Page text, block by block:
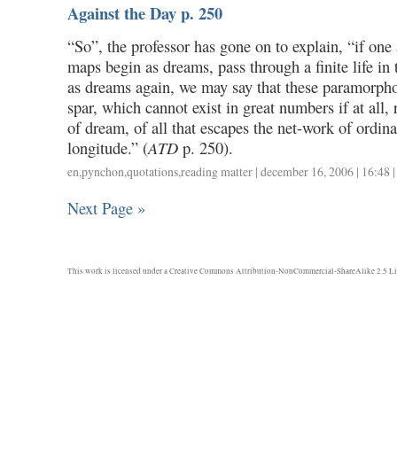
Against the Day p. 250
“So”, the professor has gone on to explain, “if
maps begin as dreams, pass through a finite life
as dreams again, we may say that these
spar, which cannot exist in great numbers if at all,
of dream, of all that escapes the net-work of
longitude.” (ATD p. 250).
en,pynchon,quotations,reading matter | december 16, 2006 | 16:48 |
Next Page »
This work is licensed under aCreative Commons Attribution-NonCommercial-ShareAlike 2.5